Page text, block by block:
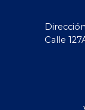
Calle